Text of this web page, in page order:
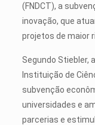
(FNDCT), a
inovação, que
projetos de maior
Segundo Stiebler,
Instituição de
subvenção
universidades e
parcerias e